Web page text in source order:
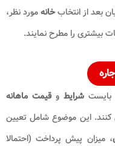
بعد از انتخابخانهمورد نظر،
بیشتری را مطرح نمایند.
شرایط وقیمت ماهانه
این موضوع شامل تعیین
، میزان پیش پرداخت (احتمالا